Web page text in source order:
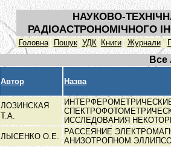
НАУКОВО-
РАДІОАСТРОНОМІЧНОГО
Головна Пошук УДК Книги Журнали
Все
Автор Назва
ЛОЗИНСКАЯ
Т.А.
ИССЛЕДОВАНИЯ
ЛЫСЕНКО О.Е.
РАССЕЯНИЕ
АНИЗОТРОПНОМ